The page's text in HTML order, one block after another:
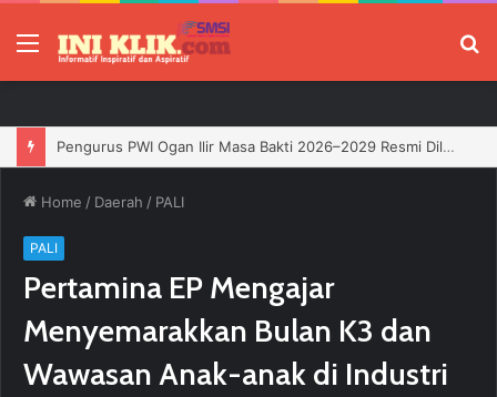
Menu
Home / Daerah / PALI
PALI
Pertamina EP Mengajar
Menyemarakkan Bulan K3 dan
Wawasan Anak-anak di Industri